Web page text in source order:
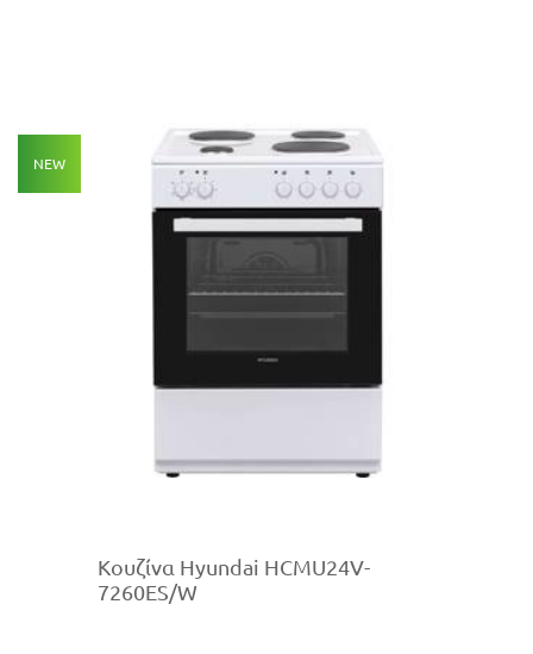
NEW
Κουζίνα Hyundai HCMU24V-
7260ES/W